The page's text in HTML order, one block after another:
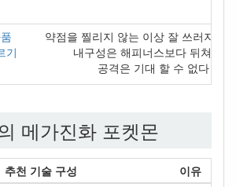
기
약점을 찔리지 않는 이상 잘 쓰러지지
내구성은 해피너스보다 뒤쳐진다
공격은 기대 할 수 없다
메가진화 포켓몬
추천 기술 구성 이유